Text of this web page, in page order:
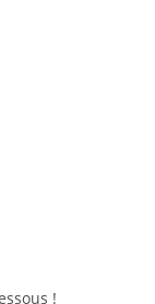
!